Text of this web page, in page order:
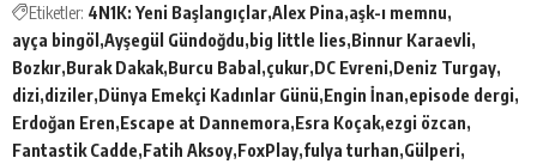
Etiketler: 4N1K: Yeni Başlangıçlar Alex Pina aşk-ı memnu
ayça bingöl Ayşegül Gündoğdu big little lies Binnur Karaevli
Bozkır Burak Dakak Burcu Babal çukur DC Evreni Deniz Turgay
dizi diziler Dünya Emekçi Kadınlar Günü Engin İnan episode dergi
Erdoğan Eren Escape at Dannemora Esra Koçak ezgi özcan
Fantastik Cadde Fatih Aksoy FoxPlay fulya turhan Gülperi